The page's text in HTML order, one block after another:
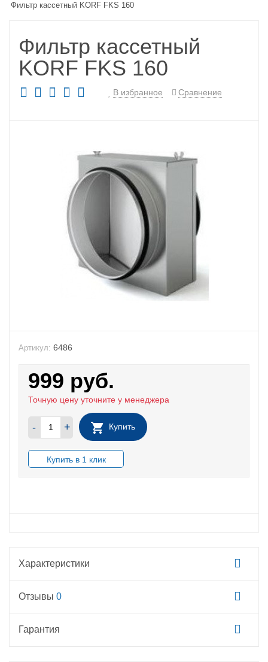
Фильтр кассетный KORF FKS 160
Фильтр кассетный
KORF FKS 160
В избранное Сравнение
Артикул: 6486
999 руб.
Точную цену уточните у менеджера
- + Купить
Характеристики
Отзывы 0
Гарантия